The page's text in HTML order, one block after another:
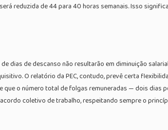
reduzida de 44 para 40 horas semanais. Isso
dias de descanso não resultarão em diminuição
O relatório da PEC, contudo, prevê certa
o número total de folgas remuneradas — dois dias
coletivo de trabalho, respeitando sempre o